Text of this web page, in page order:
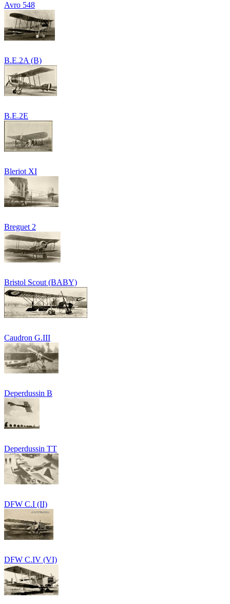
Avro 548
B.E.2A (B)
B.E.2E
Bleriot XI
Breguet 2
Bristol Scout (BABY)
Caudron G.III
Deperdussin B
Deperdussin TT
DFW C.I (II)
DFW C.IV (VI)